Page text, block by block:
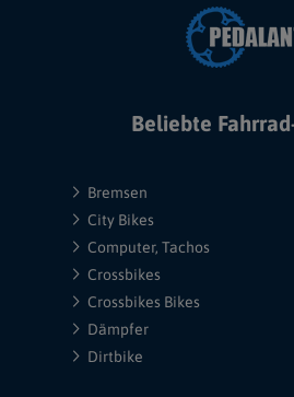
Beliebte
Bremsen
City Bikes
Computer, Tachos
Crossbikes
Crossbikes Bikes
Dämpfer
Dirtbike